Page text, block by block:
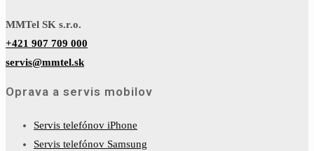
MMTel SK s.r.o.
+421 907 709 000
servis@mmtel.sk
Oprava a servis mobilov
Servis telefónov iPhone
Servis telefónov Samsung